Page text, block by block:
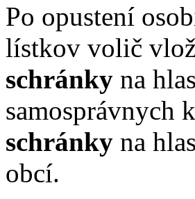
Po opustení
lístkov volič
schránky na
samosprávnych
schránky na
obcí.